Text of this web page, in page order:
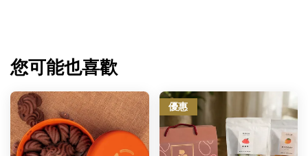
您可能也喜歡
優惠